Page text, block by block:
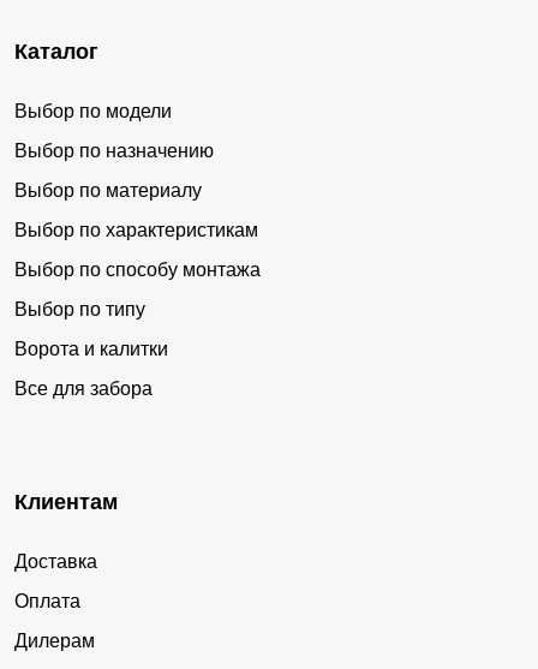
Каталог
Выбор по модели
Выбор по назначению
Выбор по материалу
Выбор по характеристикам
Выбор по способу монтажа
Выбор по типу
Ворота и калитки
Все для забора
Клиентам
Доставка
Оплата
Дилерам